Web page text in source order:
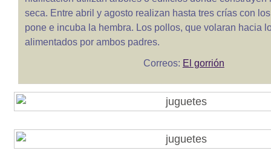
seca. Entre abril y agosto realizan hasta tres crías con
pone e incuba la hembra. Los pollos, que volaran hacia
alimentados por ambos padres.
Correos: El gorrión